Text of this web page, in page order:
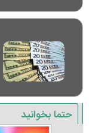
حتما بخوانید